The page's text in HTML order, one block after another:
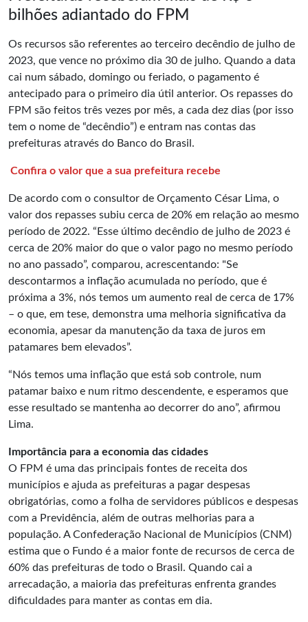
bilhões adiantado do FPM
Os recursos são referentes ao terceiro decêndio de julho de
2023, que vence no próximo dia 30 de julho. Quando a data
cai num sábado, domingo ou feriado, o pagamento é
antecipado para o primeiro dia útil anterior. Os repasses do
FPM são feitos três vezes por mês, a cada dez dias (por isso
tem o nome de “decêndio”) e entram nas contas das
prefeituras através do Banco do Brasil.
Confira o valor que a sua prefeitura recebe
De acordo com o consultor de Orçamento César Lima, o
valor dos repasses subiu cerca de 20% em relação ao mesmo
período de 2022. “Esse último decêndio de julho de 2023 é
cerca de 20% maior do que o valor pago no mesmo período
no ano passado”, comparou, acrescentando: "Se
descontarmos a inflação acumulada no período, que é
próxima a 3%, nós temos um aumento real de cerca de 17%
– o que, em tese, demonstra uma melhoria significativa da
economia, apesar da manutenção da taxa de juros em
patamares bem elevados”.
“Nós temos uma inflação que está sob controle, num
patamar baixo e num ritmo descendente, e esperamos que
esse resultado se mantenha ao decorrer do ano”, afirmou
Lima.
Importância para a economia das cidades
O FPM é uma das principais fontes de receita dos
municípios e ajuda as prefeituras a pagar despesas
obrigatórias, como a folha de servidores públicos e despesas
com a Previdência, além de outras melhorias para a
população. AConfederação Nacional de Municípios (CNM)
estima que o Fundo é a maior fonte de recursos de cerca de
60% das prefeituras de todo o Brasil. Quando cai a
arrecadação, a maioria das prefeituras enfrenta grandes
dificuldades para manter as contas em dia.